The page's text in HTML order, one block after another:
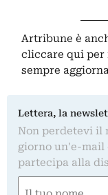
Artribune è
cliccare qui per
sempre
Lettera, la
Non perdetevi il
giorno un'e-mail
partecipa alla